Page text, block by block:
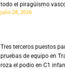
todo el piragüismo
julio 28, 2026
Tres terceros puestos
pruebas de equipo en
roza el podio en C1